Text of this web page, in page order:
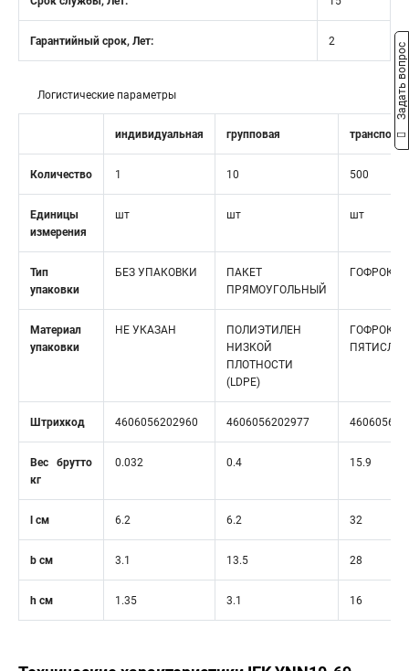
Гарантийный срок, Лет: 2
Логистические параметры
индивидуальная групповая
Количество 1 10 500
Единицы
измерения
шт шт шт
Тип
упаковки
БЕЗ УПАКОВКИ
ПАКЕТ
ПРЯМОУГОЛЬНЫЙ
Материал
упаковки
НЕ УКАЗАН
ПОЛИЭТИЛЕН
НИЗКОЙ
ПЛОТНОСТИ
(LDPE)
Штрихкод 4606056202960 4606056202977
Вес брутто
кг
0.032 0.4 15.9
l см 6.2 6.2 32
b см 3.1 13.5 28
h см 1.35 3.1 16
Задать вопрос